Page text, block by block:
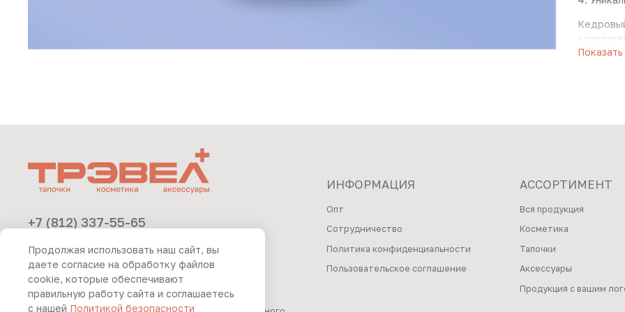
ИНФОРМАЦИЯ
Опт
Сотрудничество
Политика конфиденциальности
Пользовательское соглашение
АССОРТИМЕНТ
Вся продукция
Косметика
Тапочки
Аксессуары
Продукция с вашим
+7 (812) 337-55-65
+7 (812) 409-10-89
по вопросам сотрудничества
Продолжая использовать наш сайт, вы
даете согласие на обработку файлов
cookie, которые обеспечивают
правильную работу сайта и соглашаетесь
с нашей Политикой безопасности